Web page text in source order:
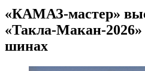
«КАМАЗ-мастер»
«Такла-Макан-2026»
шинах